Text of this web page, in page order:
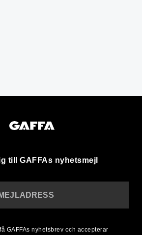
till GAFFAs nyhetsmejl
GAFFAs nyhetsbrev och accepterar